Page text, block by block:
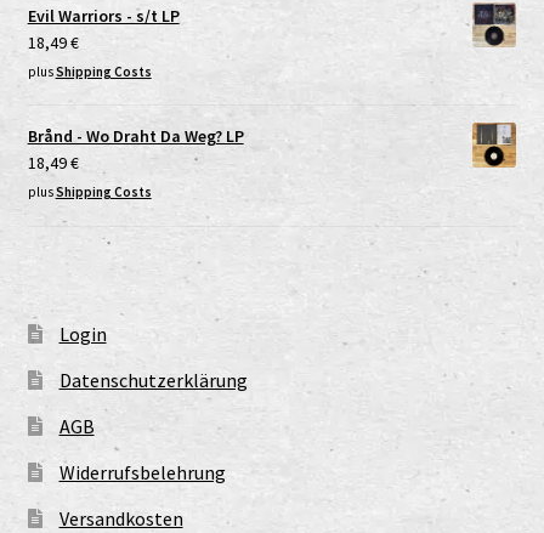
Evil Warriors - s/t LP
18,49€
plusShipping Costs
Brånd - Wo Draht Da Weg? LP
18,49€
plusShipping Costs
Login
Datenschutzerklärung
AGB
Widerrufsbelehrung
Versandkosten